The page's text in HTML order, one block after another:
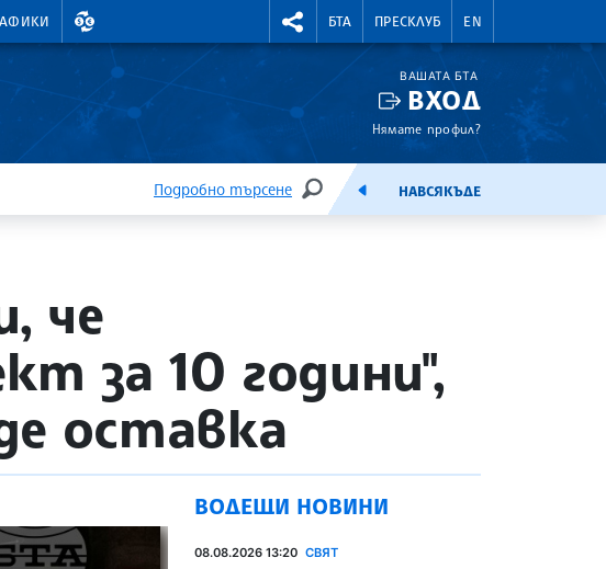
ВАЛУТНИ КУРСОВЕ RIGHTMENU.SOCIAL
БТА ПРЕСКЛУБ EN
ВАШАТА БТА
ВХОД
Нямате профил?
Подробно търсене
ТЪРСЕНЕЕМИСИЯНАВСЯКЪДЕ
че
за 10 години",
оставка
ВОДЕЩИ НОВИНИ
08.08.2026 13:20 СВЯТ